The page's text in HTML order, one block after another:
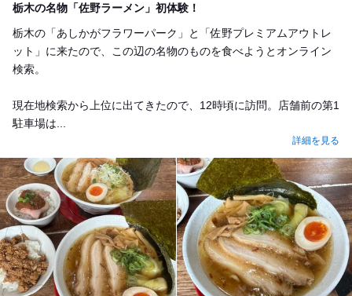
栃木の名物「佐野ラーメン」初体験！
栃木の「あしかがフラワーパーク」と「佐野プレミアムアウトレ
ット」に来たので、この辺の名物のものを食べようとオンライン
検索。
現在地検索から上位に出てきたので、12時頃に訪問。店舗前の第1
駐車場は...
詳細を見る